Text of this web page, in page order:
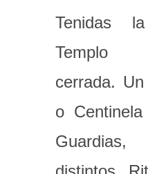
Tenidas
Templo
cerrada.
o